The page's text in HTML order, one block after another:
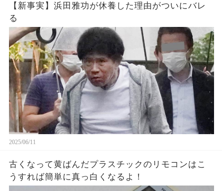
【新事実】浜田雅功が休養した理由がついにバレ
る
2025/06/11
古くなって黄ばんだプラスチックのリモコンはこ
うすれば簡単に真っ白くなるよ！